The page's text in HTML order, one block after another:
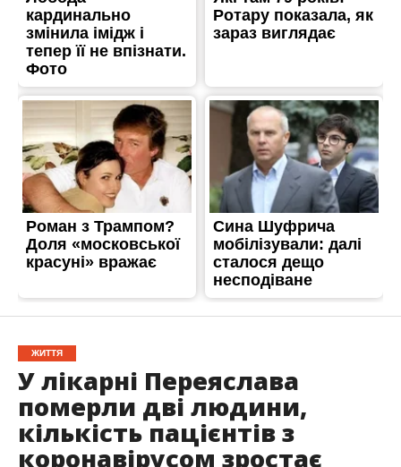
ЖИТТЯ
У лікарні Переяслава
померли дві людини,
кількість пацієнтів з
коронавірусом зростає